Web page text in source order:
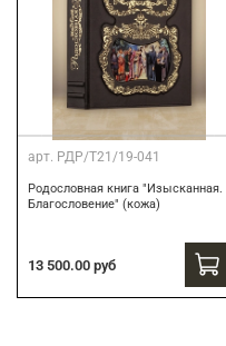
арт. РДР/Т21/19-041
Родословная книга "Изысканная.
Благословение" (кожа)
13 500.00 руб